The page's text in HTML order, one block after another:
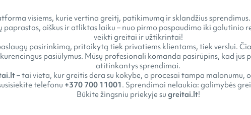
visiems, kurie vertina greitį, patikimumą ir sklandžius
paprastas, aiškus ir atliktas laiku – nuo pirmo paspaudimo iki galutinio
veikti greitai ir užtikrintai!
pasirinkimą, pritaikytą tiek privatiems klientams, tiek verslui.
pasiūlymus. Mūsų profesionali komanda pasirūpins, kad jus
atitinkantys sprendimai.
– tai vieta, kur greitis dera su kokybe, o procesai tampa malonumu,
telefonu +370 700 11001 . Sprendimai nelaukia: galimybės
Būkite žingsniu priekyje su greitai.lt!